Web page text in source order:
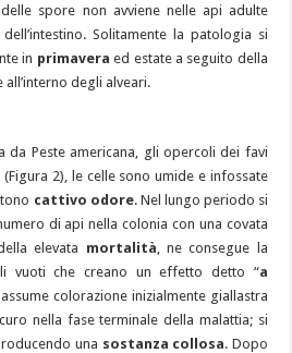
spore non avviene nelle api adulte
Solitamente la patologia si
in primavera ed estate a seguito della
degli alveari.
da Peste americana, gli opercoli dei favi
(Figura 2), le celle sono umide e infossate
cattivo odore. Nel lungo periodo si
di api nella colonia con una covata
elevata mortalità , ne consegue la
vuoti che creano un effetto detto “a
colorazione inizialmente giallastra
nella fase terminale della malattia; si
una sostanza collosa. Dopo